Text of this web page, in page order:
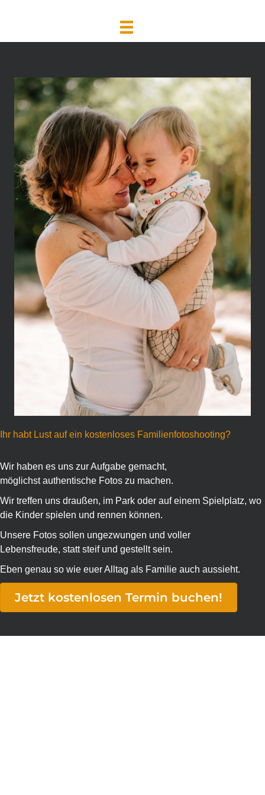
Ihr habt Lust auf ein kostenloses Familienfotoshooting?
Wir haben es uns zur Aufgabe gemacht,
möglichst authentische Fotos zu machen.
Wir treffen uns draußen, im Park oder auf einem Spielplatz, wo
die Kinder spielen und rennen können.
Unsere Fotos sollen ungezwungen und voller
Lebensfreude, statt steif und gestellt sein.
Eben genau so wie euer Alltag als Familie auch aussieht.
Jetzt kostenlosen Termin buchen!